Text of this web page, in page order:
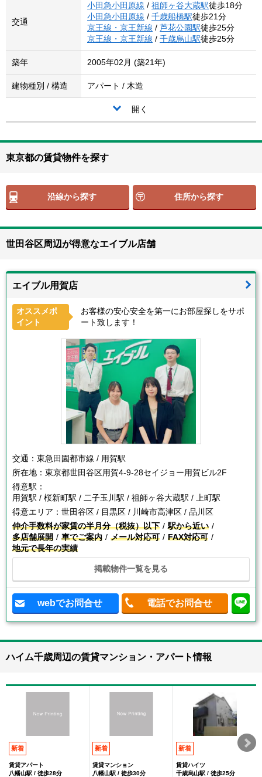
交通
小田急小田原線 / 祖師ヶ谷大蔵駅徒歩18分
小田急小田原線 / 千歳船橋駅徒歩21分
京王線・京王新線 / 芦花公園駅徒歩25分
京王線・京王新線 / 千歳烏山駅徒歩25分
築年 2005年02月 (築21年)
建物種別 / 構造 アパート / 木造
開く
東京都の賃貸物件を探す
沿線から探す 住所から探す
世田谷区周辺が得意なエイブル店舗
エイブル用賀店
オススメポ
イント
お客様の安心安全を第一にお部屋探しをサポ
ート致します！
交通： 東急田園都市線 / 用賀駅
所在地： 東京都世田谷区用賀4-9-28セイジョー用賀ビル2F
得意駅：
用賀駅 / 桜新町駅 / 二子玉川駅 / 祖師ヶ谷大蔵駅 / 上町駅
得意エリア： 世田谷区 / 目黒区 / 川崎市高津区 / 品川区
仲介手数料が家賃の半月分（税抜）以下
駅から近い
多店舗展開
車でご案内 メール対応可
FAX対応可
地元で長年の実績
掲載物件一覧を見る
webでお問合せ 電話でお問合せ
ハイム千歳周辺の賃貸マンション・アパート情報
新着
賃貸アパート
八幡山駅 / 徒歩28分
新着
賃貸マンション
八幡山駅 / 徒歩30分
新着
賃貸ハイツ
千歳烏山駅 / 徒歩25分